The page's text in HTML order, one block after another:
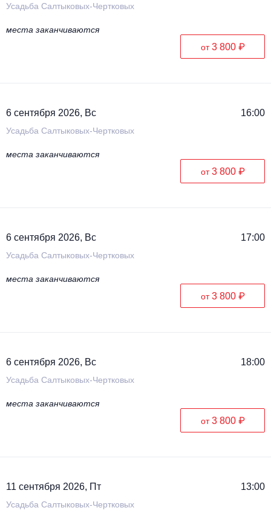
Усадьба Салтыковых-Чертковых
места заканчиваются
от3 800 ₽
6 сентября 2026, Вс 16:00
Усадьба Салтыковых-Чертковых
места заканчиваются
от3 800 ₽
6 сентября 2026, Вс 17:00
Усадьба Салтыковых-Чертковых
места заканчиваются
от3 800 ₽
6 сентября 2026, Вс 18:00
Усадьба Салтыковых-Чертковых
места заканчиваются
от3 800 ₽
11 сентября 2026, Пт 13:00
Усадьба Салтыковых-Чертковых